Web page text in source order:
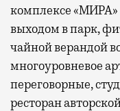
комплексе «МИРА»
выходом в парк,
чайной верандой
многоуровневое
переговорные,
ресторан